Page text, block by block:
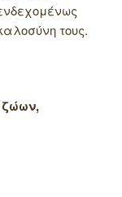
τους.
ζώων,